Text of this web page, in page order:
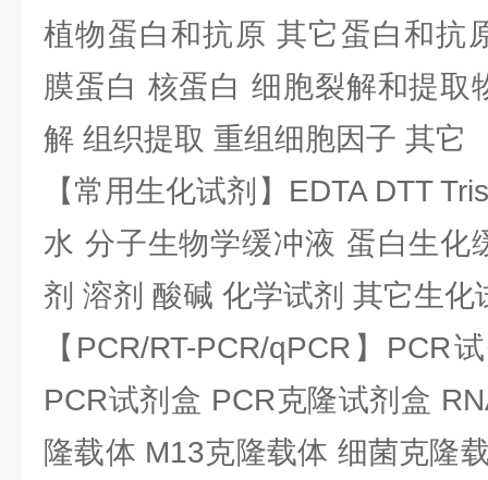
植物蛋白和抗原 其它蛋白和抗
膜蛋白 核蛋白 细胞裂解和提取
解 组织提取 重组细胞因子 其它
【常用生化试剂】EDTA DTT
水 分子生物学缓冲液 蛋白生化
剂 溶剂 酸碱 化学试剂 其它生化
【PCR/RT-PCR/qPCR】PCR
PCR试剂盒 PCR克隆试剂盒
隆载体 M13克隆载体 细菌克隆